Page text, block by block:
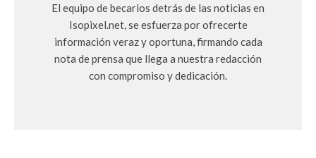
El equipo de becarios detrás de las noticias en
Isopixel.net, se esfuerza por ofrecerte
información veraz y oportuna, firmando cada
nota de prensa que llega a nuestra redacción
con compromiso y dedicación.